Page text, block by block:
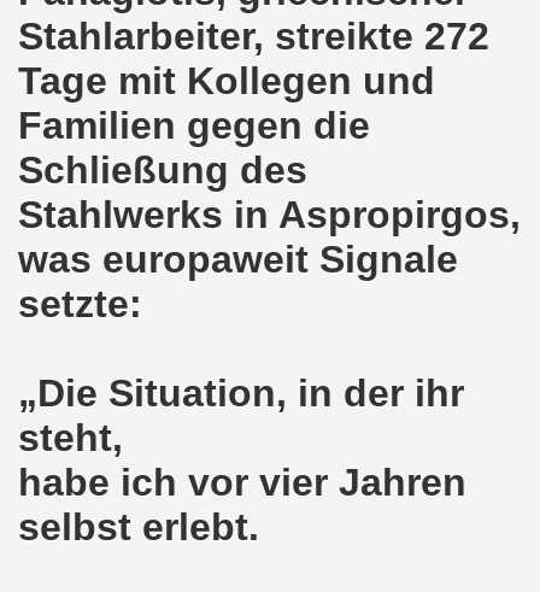
Stahlarbeiter, streikte 272
Tage mit Kollegen und
Familien gegen die
Schließung des
Stahlwerks in Aspropirgos,
was europaweit Signale
setzte:
„Die Situation, in der ihr
steht,
habe ich vor vier Jahren
selbst erlebt.
Bewegung in Gelsenkirchen
Beeindruckender Protest am 17.09.2018
Regierung in Berlin als Teil der Großdemonstration
Bewegung am 17.09.2018 ruft auf zum Protest gegen
Arbeiter und an die kämpfenden Arbeiterinnen bei
in Gelsenkirchen: Eine Erfolgsgeschichte und eine Feier
20.08.2018 in Gelsenkirchen - ein Grund zu feiern!
Bewegung am 06.08.2018 unter dem Motto:
Gelsenkirchener Montagsdemo-Bewegung am
ist mit den streikenden Kolleginnen und mit